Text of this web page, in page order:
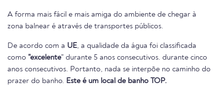
A forma mais fácil e mais amiga do ambiente de chegar à
zona balnear é através de transportes públicos.
De acordo com a UE, a qualidade da água foi classificada
como "excelente" durante 5 anos consecutivos. durante cinco
anos consecutivos. Portanto, nada se interpõe no caminho do
prazer do banho. Este é um local de banho TOP.